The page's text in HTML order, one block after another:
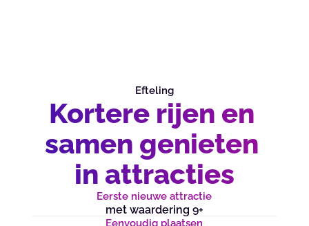
Efteling
Kortere rijen en
samen genieten
in attracties
Eerste nieuwe attractie
met waardering 9+
Eenvoudig plaatsen